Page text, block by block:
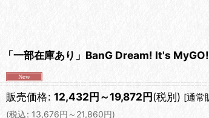
「一部在庫あり」BanG Dream! It's
販売価格: 12,432円～19,872円(税別) [通常
(税込: 13,676円 ～21,860円)